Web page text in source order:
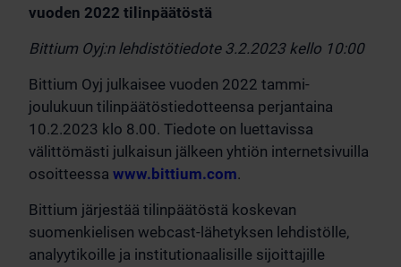
vuoden 2022 tilinpäätöstä
Bittium Oyj:n lehdistötiedote 3.2.2023 kello 10:00
Bittium Oyj julkaisee vuoden 2022 tammi-
joulukuun tilinpäätöstiedotteensa perjantaina
10.2.2023 klo 8.00. Tiedote on luettavissa
välittömästi julkaisun jälkeen yhtiön internetsivuilla
osoitteessa www.bittium.com.
Bittium järjestää tilinpäätöstä koskevan
suomenkielisen webcast-lähetyksen lehdistölle,
analyytikoille ja institutionaalisille sijoittajille